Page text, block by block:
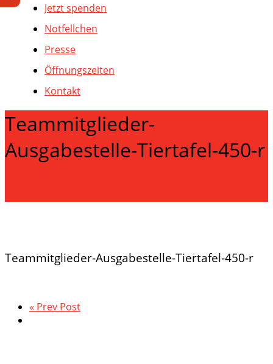
Jetzt spenden
Notfellchen
Presse
Öffnungszeiten
Kontakt
Teammitglieder-
Ausgabestelle-Tiertafel-450-r
Teammitglieder-Ausgabestelle-Tiertafel-450-r
« Prev Post